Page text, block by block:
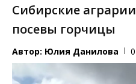
Сибирские
посевы горчицы
Автор: Юлия Данилова